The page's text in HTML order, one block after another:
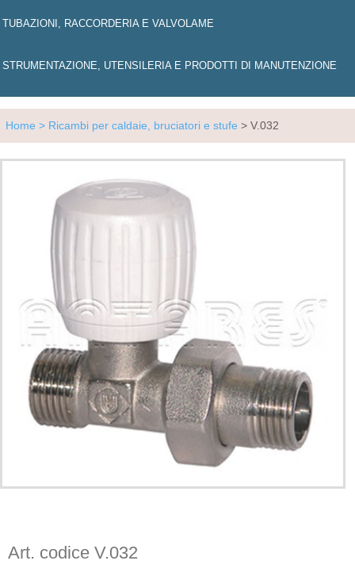
TUBAZIONI, RACCORDERIA E VALVOLAME
STRUMENTAZIONE, UTENSILERIA E PRODOTTI DI MANUTENZIONE
Home > Ricambi per caldaie, bruciatori e stufe > V.032
Art. codice V.032